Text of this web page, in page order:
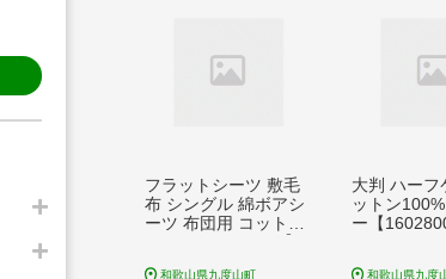
フラットシーツ 敷毛
布 シングル 綿ボアシ
ーツ 布団用 コットン
和歌山県九度山町
大判 ハーフ
ットン
ー【
和歌山県九度